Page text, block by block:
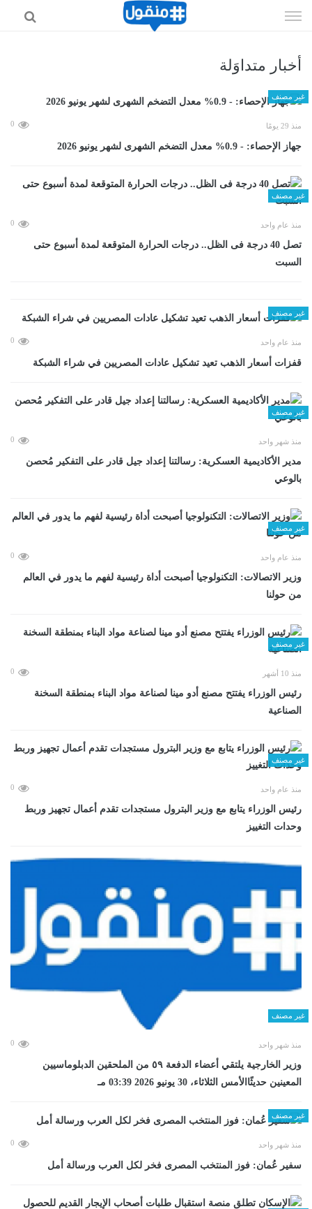
الى
أخبار متداوَلة
غير مصنف
منذ 29 يومًا 0
جهاز الإحصاء: - 0.9% معدل التضخم الشهرى لشهر يونيو 2026
غير مصنف
منذ عام واحد 0
تصل 40 درجة فى الظل.. درجات الحرارة المتوقعة لمدة أسبوع حتى
السبت
غير مصنف
منذ عام واحد 0
قفزات أسعار الذهب تعيد تشكيل عادات المصريين في شراء الشبكة
غير مصنف
منذ شهر واحد 0
مدير الأكاديمية العسكرية: رسالتنا إعداد جيل قادر على التفكير مُحصن
بالوعي
غير مصنف
منذ عام واحد 0
وزير الاتصالات: التكنولوجيا أصبحت أداة رئيسية لفهم ما يدور في العالم
من حولنا
غير مصنف
منذ 10 أشهر 0
رئيس الوزراء يفتتح مصنع أدو مينا لصناعة مواد البناء بمنطقة السخنة
الصناعية
غير مصنف
منذ عام واحد 0
رئيس الوزراء يتابع مع وزير البترول مستجدات تقدم أعمال تجهيز وربط
وحدات التغييز
غير مصنف
منذ شهر واحد 0
وزير الخارجية يلتقي أعضاء الدفعة ٥٩ من الملحقين الدبلوماسيين
المعينين حديثًاالأمس الثلاثاء، 30 يونيو 2026 03:39 مـ
غير مصنف
منذ شهر واحد 0
سفير عُمان: فوز المنتخب المصرى فخر لكل العرب ورسالة أمل